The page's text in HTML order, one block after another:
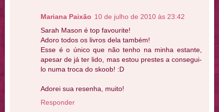
Mariana Paixão 10 de julho de 2010 às 23:42
Sarah Mason é top favourite!
Adoro todos os livros dela também!
Esse é o único que não tenho na minha estante,
apesar de já ter lido, mas estou prestes a consegui-
lo numa troca do skoob! :D
Adorei sua resenha, muito!
Responder